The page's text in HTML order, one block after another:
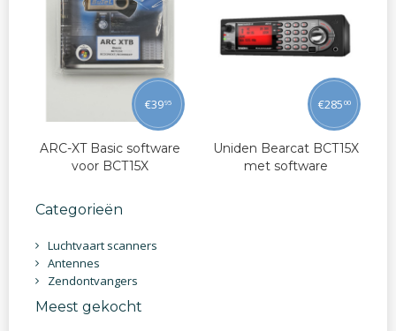
ARC-XT Basic software
voor BCT15X
€3995
Uniden Bearcat BCT15X
met software
€285 00
Categorieën
Luchtvaart scanners
Antennes
Zendontvangers
Meest gekocht